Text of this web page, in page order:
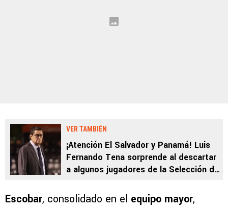
VER TAMBIÉN
¡Atención El Salvador y Panamá! Luis
Fernando Tena sorprende al descartar
a algunos jugadores de la Selección de
Escobar, consolidado en el equipo mayor,